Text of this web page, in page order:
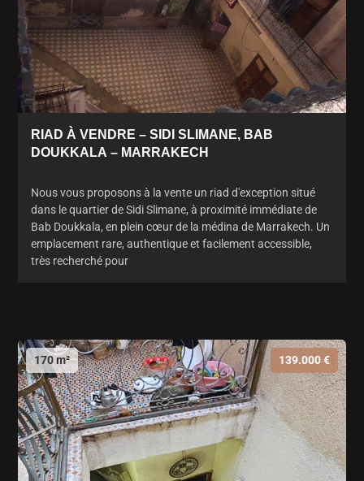
RIAD À VENDRE – SIDI SLIMANE, BAB
DOUKKALA – MARRAKECH
Nous vous proposons à la vente un riad d'exception situé
dans le quartier de Sidi Slimane, à proximité immédiate de
Bab Doukkala, en plein cœur de la médina de Marrakech. Un
emplacement rare, authentique et facilement accessible,
très recherché pour
170 m² 139.000 €